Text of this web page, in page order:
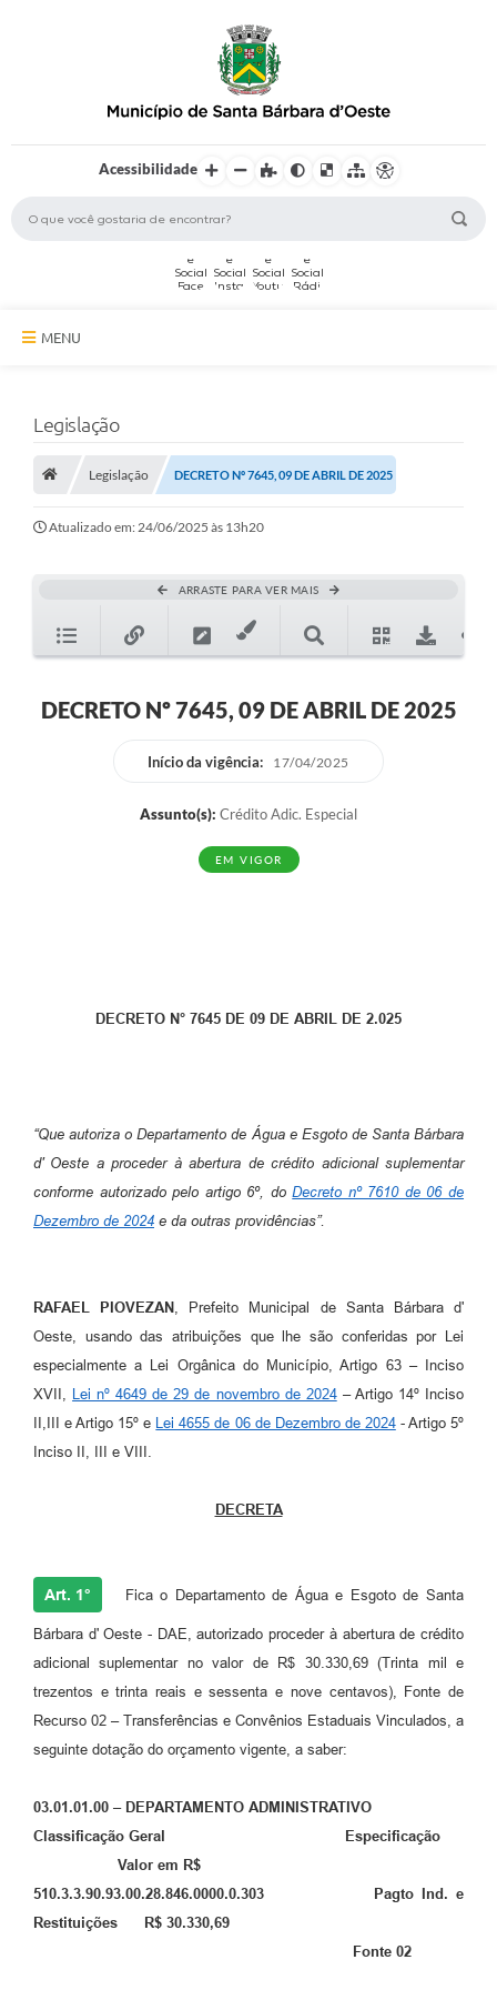
Acessibilidade
MENU
Secretarias
Serviços Online
Ouvidoria
Legislação
Cartas de Serviço ao Usuário
Publicidade
Principal
Notícias
Galeria de Vídeos
Legislação
Links
Contato
Plano de Contratações Anuais
Legislação
Legislação DECRETO Nº 7645, 09 DE ABRIL DE 2025
Atualizado em: 24/06/2025 às 13h20
ARRASTE PARA VER MAIS
DECRETO Nº 7645, 09 DE ABRIL DE 2025
Início da vigência: 17/04/2025
Assunto(s): Crédito Adic. Especial
EM VIGOR
DECRETO N° 7645 DE 09 DE ABRIL DE 2.025
“Que autoriza o Departamento de Água e Esgoto de Santa Bárbara
d' Oeste a proceder à abertura de crédito adicional suplementar
conforme autorizado pelo artigo 6º, doDecreto nº 7610 de 06 de
Dezembro de 2024 e da outras providências”.
RAFAEL PIOVEZAN , Prefeito Municipal de Santa Bárbara d'
Oeste, usando das atribuições que lhe são conferidas por Lei
especialmente a Lei Orgânica do Município, Artigo 63 – Inciso
XVII, Lei nº 4649 de 29 de novembro de 2024– Artigo 14º Inciso
II,III e Artigo 15º e Lei 4655 de 06 de Dezembro de 2024- Artigo 5º
Inciso II, III e VIII.
DECRETA
Art. 1° Fica o Departamento de Água e Esgoto de Santa
Bárbara d' Oeste - DAE, autorizado proceder à abertura de crédito
adicional suplementar no valor de R$ 30.330,69 (Trinta mil e
trezentos e trinta reais e sessenta e nove centavos), Fonte de
Recurso 02 – Transferências e Convênios Estaduais Vinculados, a
seguinte dotação do orçamento vigente, a saber:
03.01.01.00 – DEPARTAMENTO ADMINISTRATIVO
Classificação Geral Especificação
Valor em R$
510.3.3.90.93.00.28.846.0000.0.303 Pagto Ind. e
Restituições R$ 30.330,69
Fonte 02